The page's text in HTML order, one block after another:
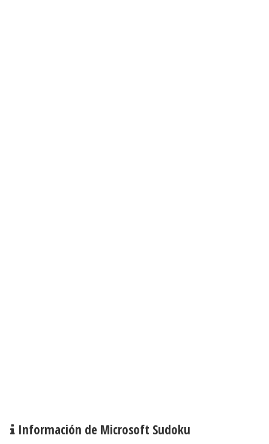
Información de Microsoft Sudoku